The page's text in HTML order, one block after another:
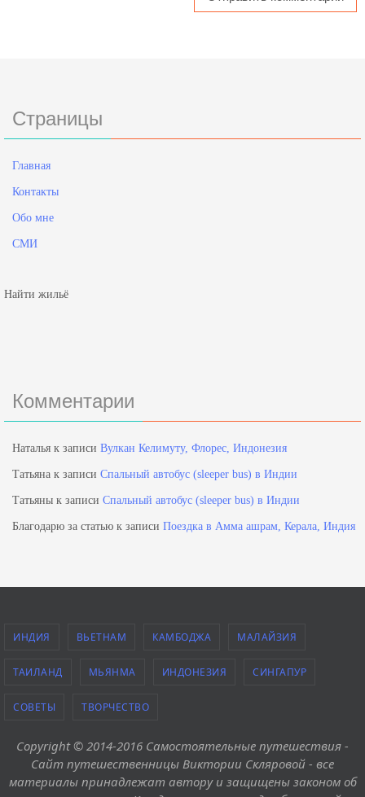
Страницы
Главная
Контакты
Обо мне
СМИ
Найти жильё
Комментарии
Наталья к записи Вулкан Келимуту, Флорес, Индонезия
Татьяна к записи Спальный автобус (sleeper bus) в Индии
Татьяны к записи Спальный автобус (sleeper bus) в Индии
Благодарю за статью к записи Поездка в Амма ашрам, Керала, Индия
ИНДИЯ ВЬЕТНАМ КАМБОДЖА МАЛАЙЗИЯ
ТАИЛАНД МЬЯНМА ИНДОНЕЗИЯ СИНГАПУР
СОВЕТЫ ТВОРЧЕСТВО
Copyright © 2014-2016 Самостоятельные путешествия -
Сайт путешественницы Виктории Скляровой - все
материалы принадлежат автору и защищены законом об